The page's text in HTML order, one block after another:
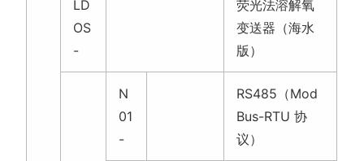
LD
OS
-
荧光法溶解氧
变送器（海水
版）
N
01
-
RS485（Mod
Bus-RTU 协
议）